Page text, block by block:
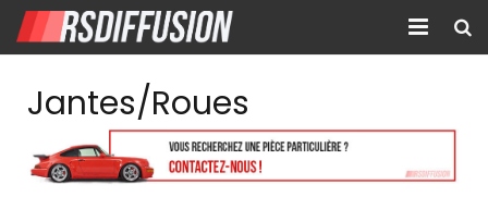
Nouvelles annonces
Annonces prolongées
Jantes/Roues